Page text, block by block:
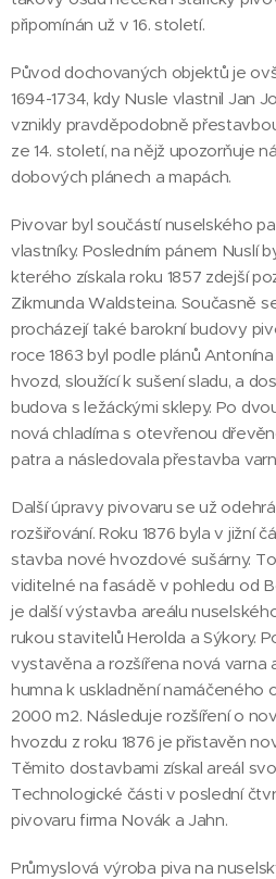
připomínán už v 16. století.
Původ dochovaných objektů je
1694-1734, kdy Nusle vlastnil Jan
vznikly pravděpodobně
ze 14. století, na nějž upozorňuje
dobových plánech a mapách.
Pivovar byl součástí nuselského
vlastníky. Posledním pánem Nuslí
kterého získala roku 1857 zdejší
Zikmunda Waldsteina. Současně
procházejí také barokní budovy
roce 1863 byl podle plánů
hvozd, sloužící k sušení sladu, a
budova s ležáckými sklepy. Po
nová chladírna s otevřenou
patra a následovala přestavba
Další úpravy pivovaru se už
rozšiřování. Roku 1876 byla v jižní
stavba nové hvozdové sušárny.
viditelné na fasádě v pohledu od
je další výstavba areálu
rukou stavitelů Herolda a Sýkory.
vystavěna a rozšířena nová varna
humna k uskladnění namáčeného
2000 m2. Následuje rozšíření o
hvozdu z roku 1876 je přistavěn
Těmito dostavbami získal areál
Technologické části v poslední
pivovaru firma Novák a Jahn.
Průmyslová výroba piva na